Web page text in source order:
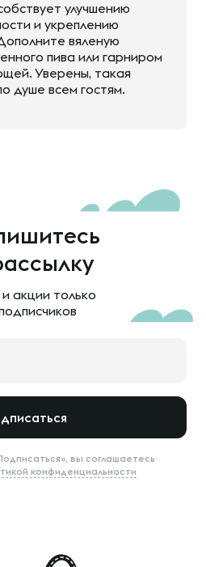
улучшению
и укреплению
вяленую
пива или гарниром
Уверены, такая
душе всем гостям.
акции только
вы соглашаетесь
конфиденциальности